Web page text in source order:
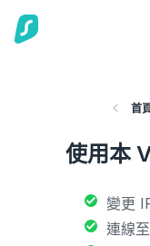
首
使用本
變更
連線